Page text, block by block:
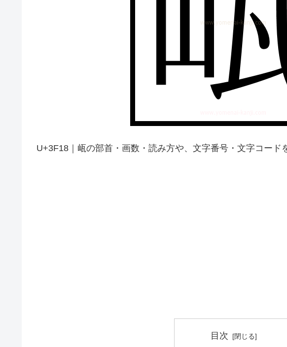
U+3F18｜㼘の部首・画数・読み方や、文字番号・文字コード
目次